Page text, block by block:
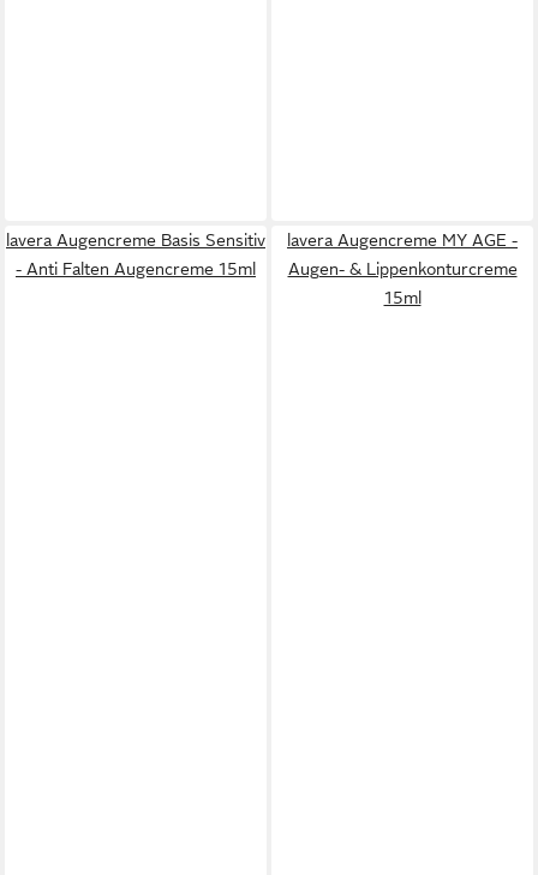
lavera Augencreme Basis Sensitiv
- Anti Falten Augencreme 15ml
lavera Augencreme MY AGE -
Augen- & Lippenkonturcreme
15ml